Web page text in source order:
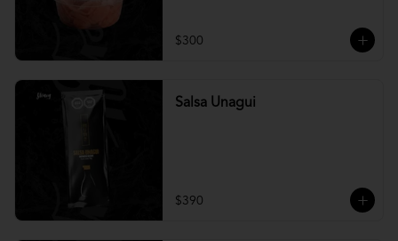
$300
Salsa Unagui
$390